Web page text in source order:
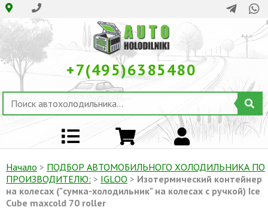
+7(495)6385480
Начало > ПОДБОР АВТОМОБИЛЬНОГО ХОЛОДИЛЬНИКА ПO
ПРОИЗВОДИТЕЛЮ: > IGLOO > Изотермический контейнер
на колесах ("сумка-холодильник" на колесах с ручкой) Ice
Cube maxcold 70 roller